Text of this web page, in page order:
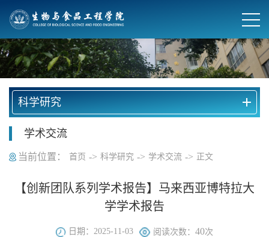
科学研究
学术交流
当前位置： 首页 -> 科学研究 -> 学术交流 -> 正文
【创新团队系列学术报告】马来西亚博特拉大
学学术报告
日期：2025-11-03 阅读次数：40次